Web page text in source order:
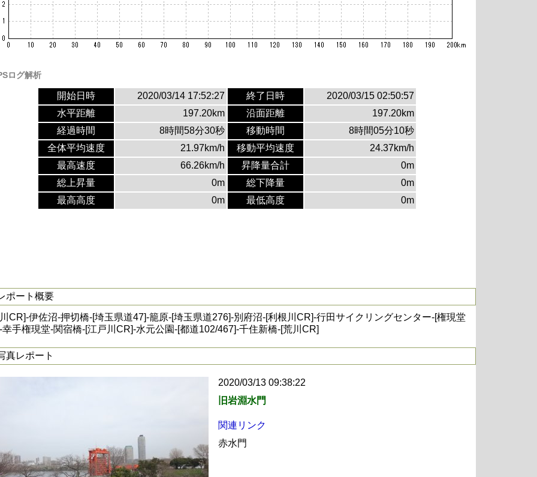
ログ解析
開始日時 2020/03/14 17:52:27 終了日時
2020/03/15 02:50:57
水平距離
197.20km 沿面距離
197.20km
経過時間
8時間58分30秒 移動時間
8時間05分10秒
全体平均速度
21.97km/h 移動平均速度
24.37km/h
最高速度
66.26km/h 昇降量合計
0m
総上昇量
0m 総下降量
0m
最高高度
0m 最低高度 0m
ポート概要
CR]-伊佐沼-押切橋-[埼玉県道47]-籠原-[埼玉県道276]-別府沼-[利根川CR]-行田サイクリングセンター-[権現堂
幸手権現堂-関宿橋-[江戸川CR]-水元公園-[都道102/467]-千住新橋-[荒川CR]
真レポート
2020/03/13 09:38:22
旧岩淵水門
関連リンク
赤水門